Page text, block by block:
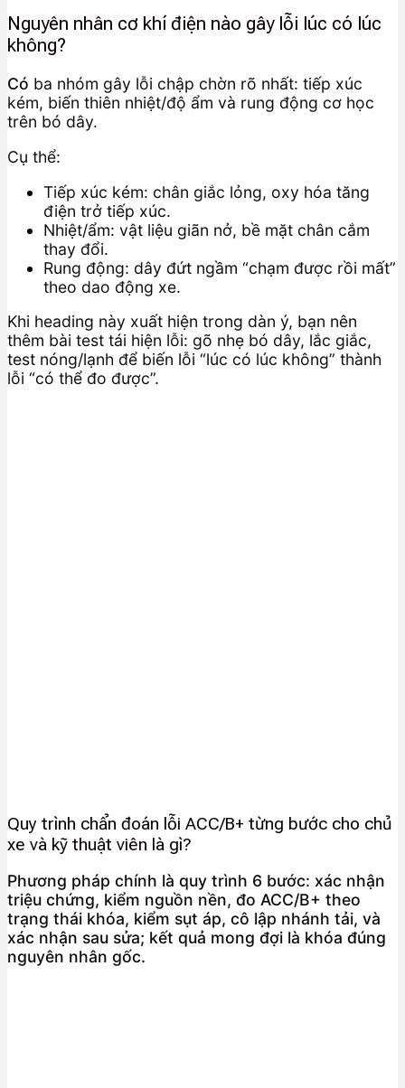
Nguyên nhân cơ khí điện nào gây lỗi lúc có lúc
không?
Có ba nhóm gây lỗi chập chờn rõ nhất: tiếp xúc
kém, biến thiên nhiệt/độ ẩm và rung động cơ học
trên bó dây.
Cụ thể:
Tiếp xúc kém: chân giắc lỏng, oxy hóa tăng
điện trở tiếp xúc.
Nhiệt/ẩm: vật liệu giãn nở, bề mặt chân cắm
thay đổi.
Rung động: dây đứt ngầm “chạm được rồi mất”
theo dao động xe.
Khi heading này xuất hiện trong dàn ý, bạn nên
thêm bài test tái hiện lỗi: gõ nhẹ bó dây, lắc giắc,
test nóng/lạnh để biến lỗi “lúc có lúc không” thành
lỗi “có thể đo được”.
Quy trình chẩn đoán lỗi ACC/B+ từng bước cho chủ
xe và kỹ thuật viên là gì?
Phương pháp chính là quy trình 6 bước: xác nhận
triệu chứng, kiểm nguồn nền, đo ACC/B+ theo
trạng thái khóa, kiểm sụt áp, cô lập nhánh tải, và
xác nhận sau sửa; kết quả mong đợi là khóa đúng
nguyên nhân gốc.